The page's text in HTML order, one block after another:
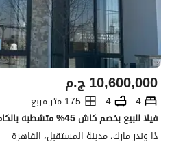
ج.م10,600,000
4
4
175 متر مربع
ذا وندر مارك، مدينة المستقبل، القاهرة